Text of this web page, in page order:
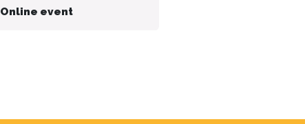
Online event